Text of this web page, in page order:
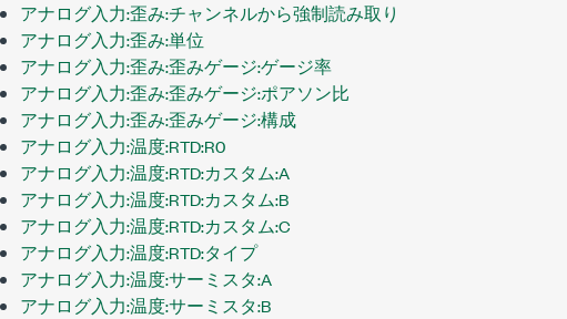
アナログ入力:歪み:チャンネルから強制読み取り
アナログ入力:歪み:単位
アナログ入力:歪み:歪みゲージ:ゲージ率
アナログ入力:歪み:歪みゲージ:ポアソン比
アナログ入力:歪み:歪みゲージ:構成
アナログ入力:温度:RTD:R0
アナログ入力:温度:RTD:カスタム:A
アナログ入力:温度:RTD:カスタム:B
アナログ入力:温度:RTD:カスタム:C
アナログ入力:温度:RTD:タイプ
アナログ入力:温度:サーミスタ:A
アナログ入力:温度:サーミスタ:B